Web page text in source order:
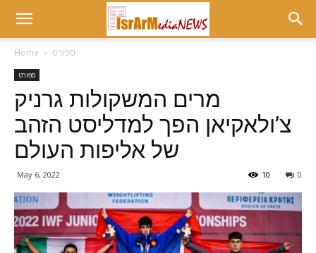
Home ספורט
ספורט
מרים המשקולות גרניק
צ’ולאקיאן הפך למדליסט הזהב
של אליפות העולם
May 6, 2022 0
10